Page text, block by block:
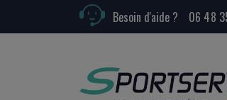
Besoin d'aide ? 06 48